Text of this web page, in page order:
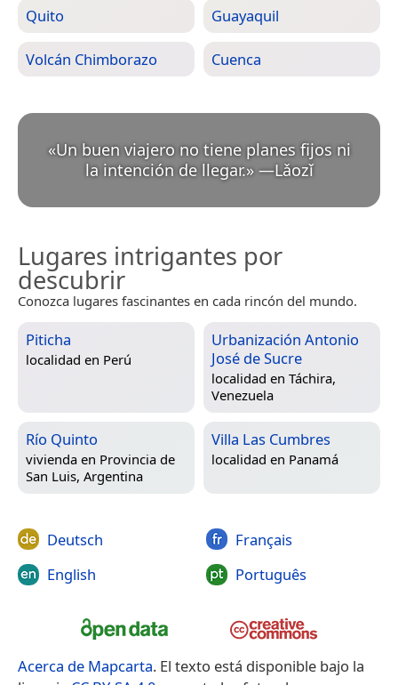
Quito Guayaquil
Volcán Chimborazo Cuenca
«Un buen viajero no tiene planes fijos ni
la intención de llegar.» —Lǎozǐ
Lugares intrigantes por
descubrir
Conozca lugares fascinantes en cada rincón del mundo.
Piticha
localidad en Perú
Urbanización Antonio
José de Sucre
localidad en Táchira,
Venezuela
Río Quinto
vivienda en Provincia de
San Luis, Argentina
Villa Las Cumbres
localidad en Panamá
Deutsch
English
Français
Português
Acerca de Mapcarta. El texto está disponible bajo la